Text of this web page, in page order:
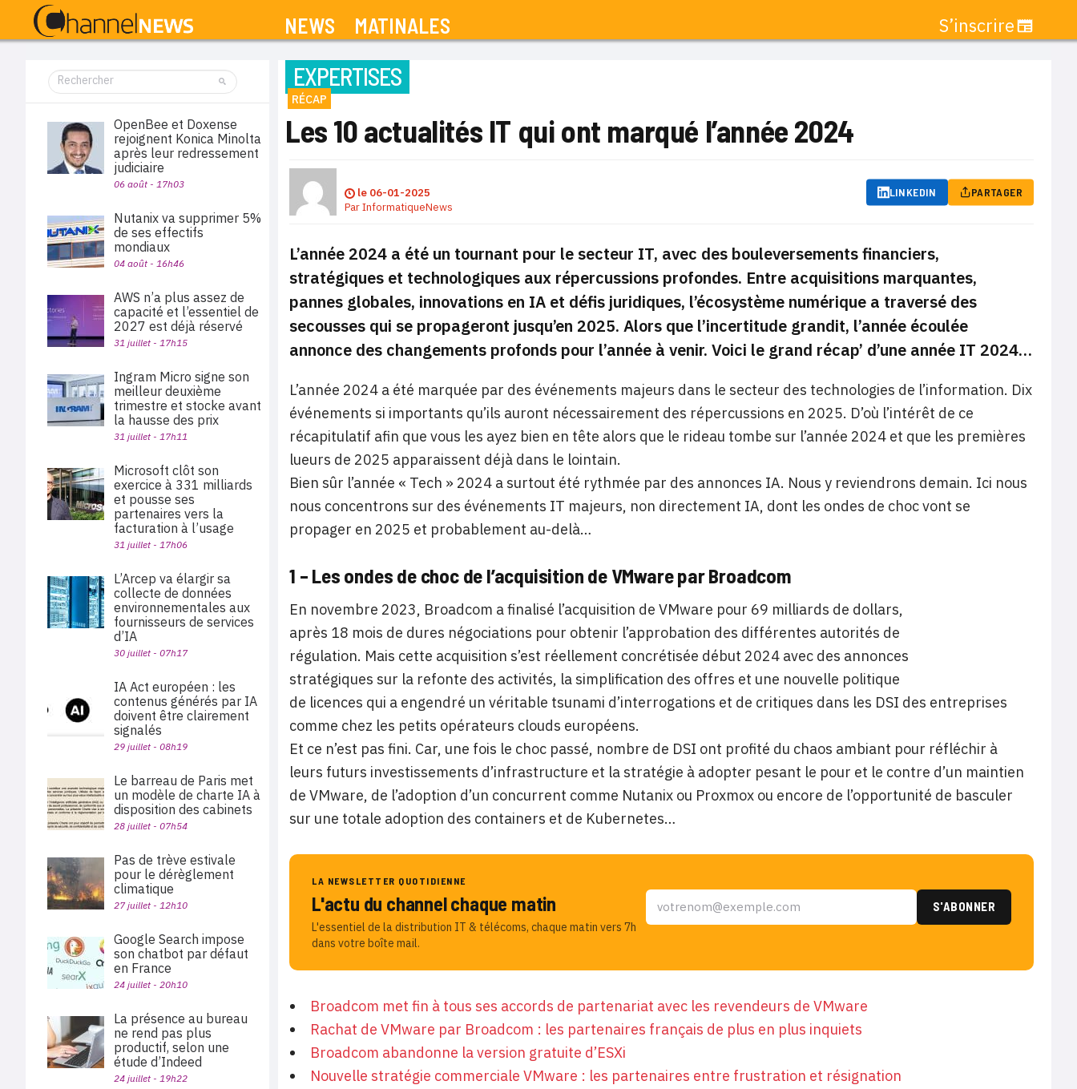
NEWS MATINALES S’inscrire
EXPERTISES
RÉCAP
Les 10 actualités IT qui ont marqué l’année 2024
le 06-01-2025
ParInformatiqueNews
LINKEDIN PARTAGER
L’année 2024 a été un tournant pour le secteur IT, avec des bouleversements financiers,
stratégiques et technologiques aux répercussions profondes. Entre acquisitions marquantes,
pannes globales, innovations en IA et défis juridiques, l’écosystème numérique a traversé des
secousses qui se propageront jusqu’en 2025. Alors que l’incertitude grandit, l’année écoulée
annonce des changements profonds pour l’année à venir. Voici le grand récap’ d’une année IT 2024…
L’année 2024 a été marquée par des événements majeurs dans le secteur des technologies de l’information. Dix
événements si importants qu’ils auront nécessairement des répercussions en 2025. D’où l’intérêt de ce
récapitulatif afin que vous les ayez bien en tête alors que le rideau tombe sur l’année 2024 et que les premières
lueurs de 2025 apparaissent déjà dans le lointain.
Bien sûr l’année « Tech » 2024 a surtout été rythmée par des annonces IA. Nous y reviendrons demain. Ici nous
nous concentrons sur des événements IT majeurs, non directement IA, dont les ondes de choc vont se
propager en 2025 et probablement au-delà…
1 – Les ondes de choc de l’acquisition de VMware par Broadcom
En novembre 2023, Broadcom a finalisé l’acquisition de VMware pour 69 milliards de dollars,
après 18 mois de dures négociations pour obtenir l’approbation des différentes autorités de
régulation. Mais cette acquisition s’est réellement concrétisée début 2024 avec des annonces
stratégiques sur la refonte des activités, la simplification des offres et une nouvelle politique
de licences qui a engendré un véritable tsunami d’interrogations et de critiques dans les DSI des entreprises
comme chez les petits opérateurs clouds européens.
Et ce n’est pas fini. Car, une fois le choc passé, nombre de DSI ont profité du chaos ambiant pour réfléchir à
leurs futurs investissements d’infrastructure et la stratégie à adopter pesant le pour et le contre d’un maintien
de VMware, de l’adoption d’un concurrent comme Nutanix ou Proxmox ou encore de l’opportunité de basculer
sur une totale adoption des containers et de Kubernetes…
LA NEWSLETTER QUOTIDIENNE
L'actu du channel chaque matin
L'essentiel de la distribution IT & télécoms, chaque matin vers 7h
dans votre boîte mail.
Broadcom met fin à tous ses accords de partenariat avec les revendeurs de VMware
Rachat de VMware par Broadcom : les partenaires français de plus en plus inquiets
Broadcom abandonne la version gratuite d’ESXi
Nouvelle stratégie commerciale VMware : les partenaires entre frustration et résignation
OpenBee et Doxense
rejoignent Konica Minolta
après leur redressement
judiciaire
06 août - 17h03
Nutanix va supprimer 5%
de ses effectifs
mondiaux
04 août - 16h46
AWS n’a plus assez de
capacité et l’essentiel de
2027 est déjà réservé
31 juillet - 17h15
Ingram Micro signe son
meilleur deuxième
trimestre et stocke avant
la hausse des prix
31 juillet - 17h11
Microsoft clôt son
exercice à 331 milliards
et pousse ses
partenaires vers la
facturation à l’usage
31 juillet - 17h06
L’Arcep va élargir sa
collecte de données
environnementales aux
fournisseurs de services
d’IA
30 juillet - 07h17
IA Act européen : les
contenus générés par IA
doivent être clairement
signalés
29 juillet - 08h19
Le barreau de Paris met
un modèle de charte IA à
disposition des cabinets
28 juillet - 07h54
Pas de trève estivale
pour le dérèglement
climatique
27 juillet - 12h10
Google Search impose
son chatbot par défaut
en France
24 juillet - 20h10
La présence au bureau
ne rend pas plus
productif, selon une
étude d’Indeed
24 juillet - 19h22